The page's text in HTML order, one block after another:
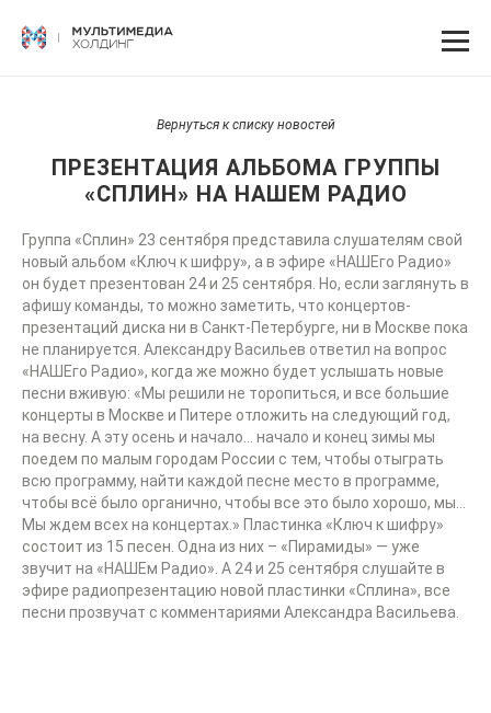
Вернуться к списку новостей
ПРЕЗЕНТАЦИЯ АЛЬБОМА ГРУППЫ
«СПЛИН» НА НАШЕМ РАДИО
Группа «Сплин» 23 сентября представила слушателям свой
новый альбом «Ключ к шифру», а в эфире «НАШЕго Радио»
он будет презентован 24 и 25 сентября. Но, если заглянуть в
афишу команды, то можно заметить, что концертов-
презентаций диска ни в Санкт-Петербурге, ни в Москве пока
не планируется. Александру Васильев ответил на вопрос
«НАШЕго Радио», когда же можно будет услышать новые
песни вживую: «Мы решили не торопиться, и все большие
концерты в Москве и Питере отложить на следующий год,
на весну. А эту осень и начало… начало и конец зимы мы
поедем по малым городам России с тем, чтобы отыграть
всю программу, найти каждой песне место в программе,
чтобы всё было органично, чтобы все это было хорошо, мы…
Мы ждем всех на концертах.» Пластинка «Ключ к шифру»
состоит из 15 песен. Одна из них – «Пирамиды» — уже
звучит на «НАШЕм Радио». А 24 и 25 сентября слушайте в
эфире радиопрезентацию новой пластинки «Сплина», все
песни прозвучат с комментариями Александра Васильева.